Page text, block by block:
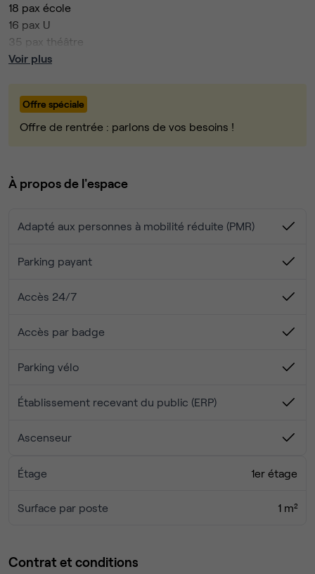
18 pax école
16 pax U
35 pax théâtre
1500 si on combine plusieurs salles
Voir plus
Offre spéciale
Offre de rentrée : parlons de vos besoins !
À propos de l'espace
Adapté aux personnes à mobilité réduite (PMR)
Parking payant
Accès 24/7
Accès par badge
Parking vélo
Établissement recevant du public (ERP)
Ascenseur
Étage 1er étage
Surface par poste 1 m²
Contrat et conditions